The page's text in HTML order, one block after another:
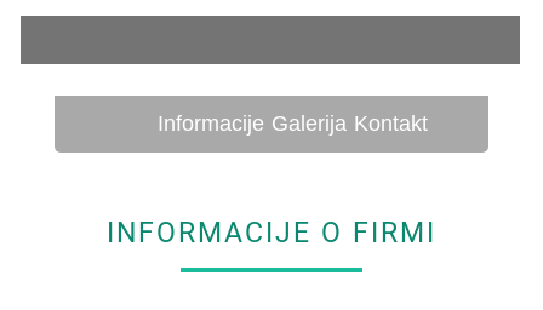
Informacije Galerija Kontakt
INFORMACIJE O FIRMI